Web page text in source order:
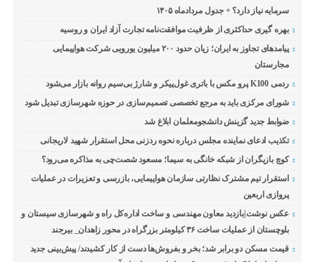
سرمایه نیاز دارد؟ + جدول مردادماه ۱۴۰۵
بهره گیری حداکثری از ظرفیت موافقت‌نامه تجارت آزاد ایران و روسیه
پیامدهای تجاوز به ایران؛ زیان حدود ۲۰۰ میلیون یورویی شرکت هواپیمایی
مجارستان
ردمی K100 پرو مکس با باتری غول‌پیکر و شارژ بی‌سیم روانه بازار می‌شود
شورای مرکزی باید به مرجع تخصصی تصمیم‌سازی در حوزه شهرسازی تبدیل شود
ضوابط جدید گزینش دانشجومعلمان ابلاغ شد
تکذیب ادعای نماینده مجلس درباره نحوه ردزنی محل استقرار شهید لاریجانی
کوچ بازیگران از شبکه خانگی به سیما؛ مسعود شصت‌چی به مذاکره می‌رود؟
استقرار تیم مشترک نظارتی سازمان هواپیمایی، بازرسی و تعزیرات در عملیات
پروازی اربعین
عکس نوشت|بازدید معاون مهندسی و ساخت اداره‌کل راه و شهرسازی سیستان و
بلوچستان از عملیات ساخت ۳۶ کیلومتر بزرگراه در محور زاهدان_ بیرجند
قیمت مسکن دو برابر شد؛ بخر و بفروش‌ها دست از کار کشیدند/ پیش‌بینی جدید